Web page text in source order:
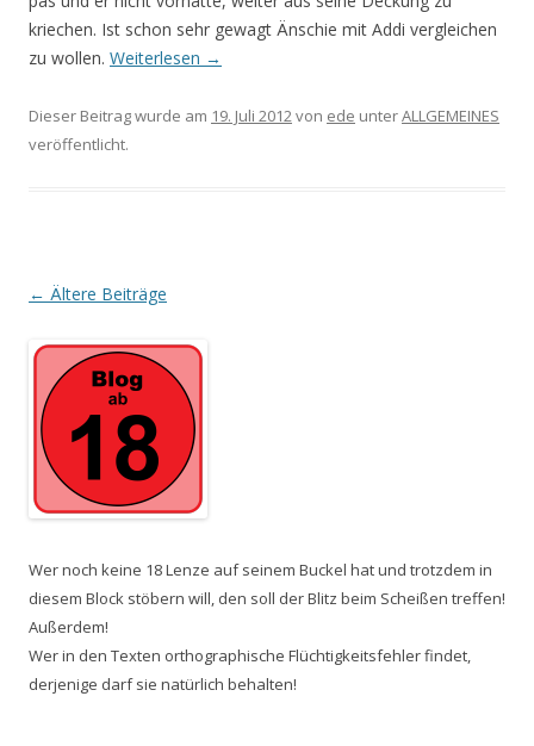
kriechen. Ist schon sehr gewagt Änschie mit Addi vergleichen
zu wollen. Weiterlesen →
Dieser Beitrag wurde am 19. Juli 2012von ede unterALLGEMEINES
veröffentlicht.
Beitrags-
← Ältere Beiträge
Wer noch keine 18 Lenze auf seinem Buckel hat und trotzdem in
diesem Block stöbern will, den soll der Blitz beim Scheißen treffen!
Außerdem!
Wer in den Texten orthographische Flüchtigkeitsfehler findet,
derjenige darf sie natürlich behalten!